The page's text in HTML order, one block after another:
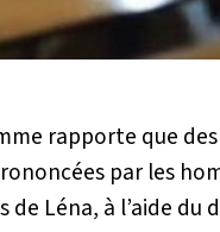
rapporte que
par les
Léna, à l’aide du